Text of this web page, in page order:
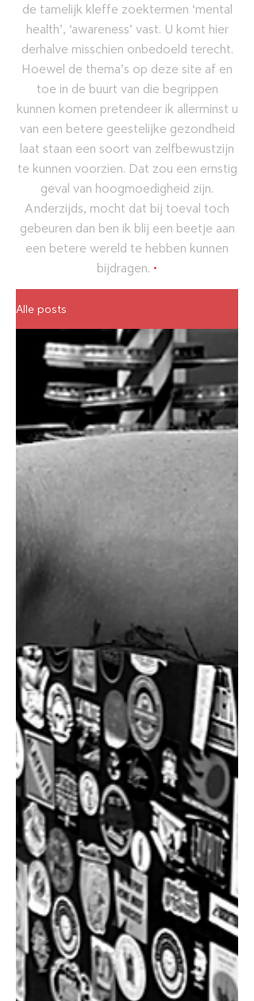
de tamelijk kleffe zoektermen ‘mental
health’, ‘awareness’ vast. U komt hier
derhalve misschien onbedoeld terecht.
Hoewel de thema’s op deze site af en
toe in de buurt van die begrippen
kunnen komen pretendeer ik allerminst u
van een betere geestelijke gezondheid
laat staan een soort van zelfbewustzijn
te kunnen voorzien. Dat zou een ernstig
geval van hoogmoedigheid zijn.
Anderzijds, mocht dat bij toeval toch
gebeuren dan ben ik blij een beetje aan
een betere wereld te hebben kunnen
bijdragen. •
Alle posts